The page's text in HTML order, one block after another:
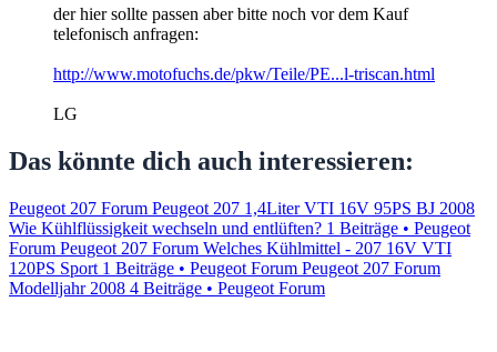
der hier sollte passen aber bitte noch vor dem Kauf
telefonisch anfragen:
http://www.motofuchs.de/pkw/Teile/PE...l-triscan.html
LG
Das könnte dich auch interessieren:
Peugeot 207 Forum Peugeot 207 1,4Liter VTI 16V 95PS BJ 2008
Wie Kühlflüssigkeit wechseln und entlüften? 1 Beiträge • Peugeot
Forum Peugeot 207 Forum Welches Kühlmittel - 207 16V VTI
120PS Sport 1 Beiträge • Peugeot Forum Peugeot 207 Forum
Modelljahr 2008 4 Beiträge • Peugeot Forum